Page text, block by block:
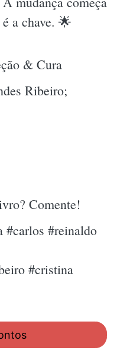
a chave. 🌟
& Cura
Ribeiro;
Comente!
#carlos #reinaldo
#cristina